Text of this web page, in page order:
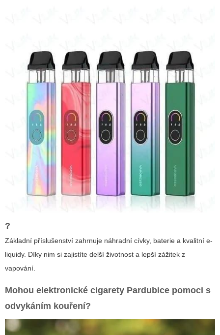
?
Základní příslušenství zahrnuje náhradní cívky, baterie a kvalitní e-
liquidy. Díky nim si zajistíte delší životnost a lepší zážitek z
vapování.
Mohou elektronické cigarety Pardubice pomoci s
odvykáním kouření?